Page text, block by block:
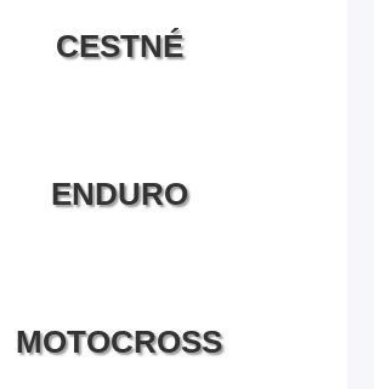
CESTNÉ
ENDURO
MOTOCROSS